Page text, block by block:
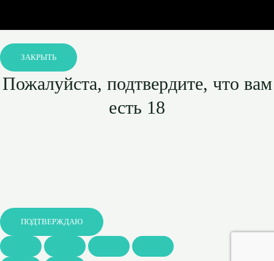
ЗАКРЫТЬ
Пожалуйста, подтвердите, что вам
есть 18
ПОДТВЕРЖДАЮ